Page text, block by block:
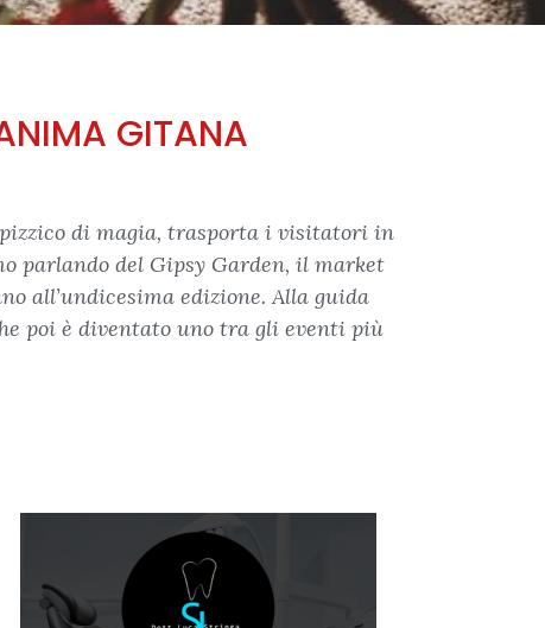
GITANA
di magia, trasporta i visitatori in
parlando del Gipsy Garden, il market
all’undicesima edizione. Alla guida
poi è diventato uno tra gli eventi più